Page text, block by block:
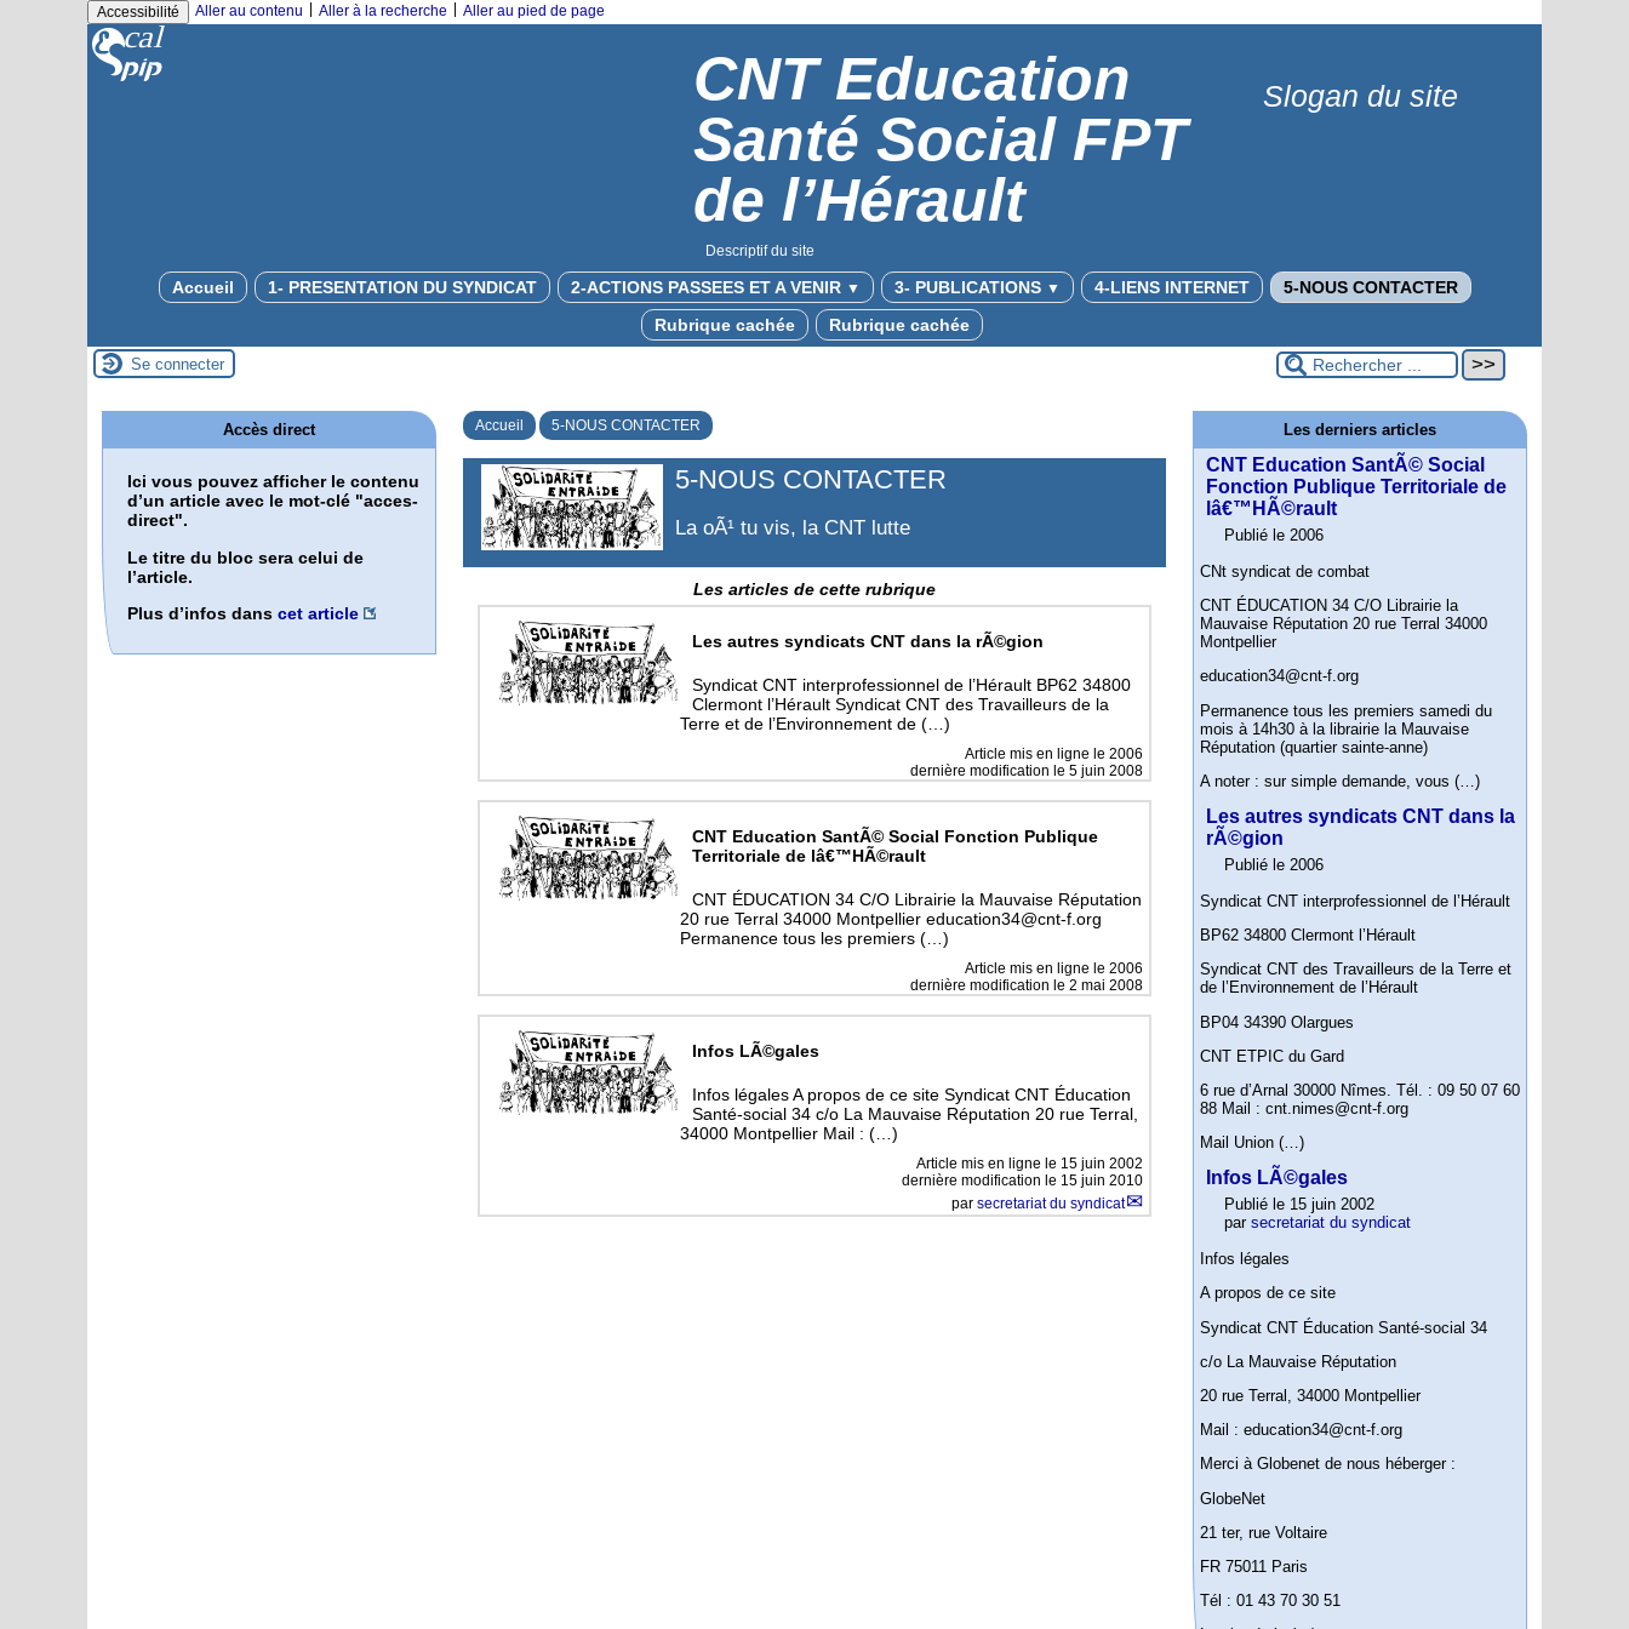
Accessibilité Aller au contenu Aller à la recherche Aller au pied de page
CNT Education
Santé Social FPT
de l’Hérault
Slogan du site
Descriptif du site
Accueil 1- PRESENTATION DU SYNDICAT 2-ACTIONS PASSEES ET A VENIR ▼ 3- PUBLICATIONS ▼ 4-LIENS INTERNET
5-NOUS CONTACTER
Rubrique cachée
Rubrique cachée
Se connecter
Accueil 5-NOUS CONTACTER
5-NOUS CONTACTER
La oÃ¹ tu vis, la CNT lutte
Les articles de cette rubrique
Les autres syndicats CNT dans la rÃ©gion
Syndicat CNT interprofessionnel de l’Hérault BP62 34800
Clermont l’Hérault Syndicat CNT des Travailleurs de la
Terre et de l’Environnement de (…)
Article mis en ligne le2006
dernière modification le 5 juin 2008
CNT Education SantÃ© Social Fonction Publique
Territoriale de lâ€™HÃ©rault
CNT ÉDUCATION 34 C/O Librairie la Mauvaise Réputation
20 rue Terral 34000 Montpellier education34@cnt-f.org
Permanence tous les premiers (…)
Article mis en ligne le2006
dernière modification le 2 mai 2008
Infos LÃ©gales
Infos légales A propos de ce site Syndicat CNT Éducation
Santé-social 34 c/o La Mauvaise Réputation 20 rue Terral,
34000 Montpellier Mail : (…)
Article mis en ligne le 15 juin 2002
dernière modification le 15 juin 2010
parsecretariat du syndicat
Accès direct
Ici vous pouvez afficher le contenu
d’un article avec le mot-clé "acces-
direct".
Le titre du bloc sera celui de
l’article.
Plus d’infos dans cet article
Les derniers articles
CNT Education SantÃ© Social
Fonction Publique Territoriale de
lâ€™HÃ©rault
Publié le 2006
CNt syndicat de combat
CNT ÉDUCATION 34 C/O Librairie la
Mauvaise Réputation 20 rue Terral 34000
Montpellier
education34@cnt-f.org
Permanence tous les premiers samedi du
mois à 14h30 à la librairie la Mauvaise
Réputation (quartier sainte-anne)
A noter : sur simple demande, vous (…)
Les autres syndicats CNT dans la
rÃ©gion
Publié le 2006
Syndicat CNT interprofessionnel de l’Hérault
BP62 34800 Clermont l’Hérault
Syndicat CNT des Travailleurs de la Terre et
de l’Environnement de l’Hérault
BP04 34390 Olargues
CNT ETPIC du Gard
6 rue d’Arnal 30000 Nîmes. Tél. : 09 50 07 60
88 Mail : cnt.nimes@cnt-f.org
Mail Union (…)
Infos LÃ©gales
Publié le 15 juin 2002
par secretariat du syndicat
Infos légales
A propos de ce site
Syndicat CNT Éducation Santé-social 34
c/o La Mauvaise Réputation
20 rue Terral, 34000 Montpellier
Mail : education34@cnt-f.org
Merci à Globenet de nous héberger :
GlobeNet
21 ter, rue Voltaire
FR 75011 Paris
Tél : 01 43 70 30 51